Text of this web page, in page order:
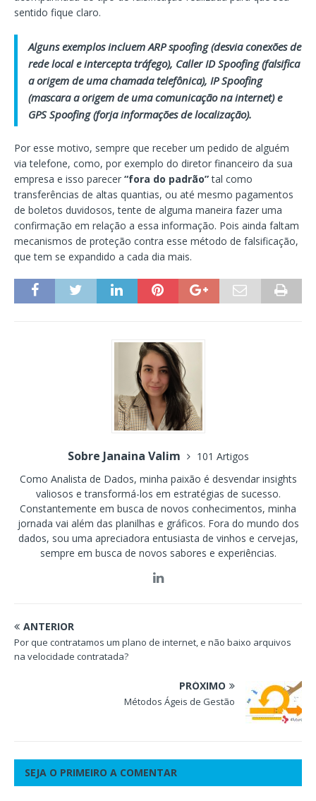
sentido fique claro.
Alguns exemplos incluem ARP spoofing (desvia conexões de
rede local e intercepta tráfego), Caller ID Spoofing (falsifica
a origem de uma chamada telefônica), IP Spoofing
(mascara a origem de uma comunicação na internet) e
GPS Spoofing (forja informações de localização).
Por esse motivo, sempre que receber um pedido de alguém
via telefone, como, por exemplo do diretor financeiro da sua
empresa e isso parecer “fora do padrão”tal como
transferências de altas quantias, ou até mesmo pagamentos
de boletos duvidosos, tente de alguma maneira fazer uma
confirmação em relação a essa informação. Pois ainda faltam
mecanismos de proteção contra esse método de falsificação,
que tem se expandido a cada dia mais.
Sobre Janaina Valim
101 Artigos
Como Analista de Dados, minha paixão é desvendar insights
valiosos e transformá-los em estratégias de sucesso.
Constantemente em busca de novos conhecimentos, minha
jornada vai além das planilhas e gráficos. Fora do mundo dos
dados, sou uma apreciadora entusiasta de vinhos e cervejas,
sempre em busca de novos sabores e experiências.
ANTERIOR
Por que contratamos um plano de internet, e não baixo arquivos
na velocidade contratada?
PRÓXIMO
Métodos Ágeis de Gestão
SEJA O PRIMEIRO A COMENTAR